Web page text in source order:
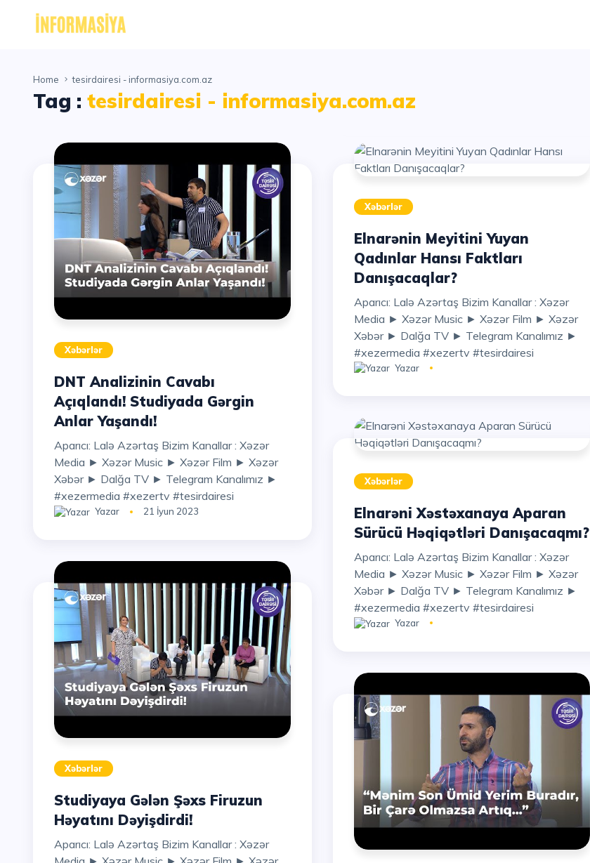
Home tesirdairesi - informasiya.com.az
Tag : tesirdairesi - informasiya.com.az
Xəbərlər
DNT Analizinin Cavabı
Açıqlandı! Studiyada Gərgin
Anlar Yaşandı!
Aparıcı: Lalə Azərtaş Bizim Kanallar : Xəzər
Media ► Xəzər Music ► Xəzər Film ► Xəzər
Xəbər ► Dalğa TV ► Telegram Kanalımız ►
#xezermedia #xezertv #tesirdairesi
Yazar 21 İyun 2023
Xəbərlər
Studiyaya Gələn Şəxs Firuzun
Həyatını Dəyişdirdi!
Aparıcı: Lalə Azərtaş Bizim Kanallar : Xəzər
Xəbərlər
Elnarənin Meyitini Yuyan
Qadınlar Hansı Faktları
Danışacaqlar?
Aparıcı: Lalə Azərtaş Bizim Kanallar : Xəzər
Media ► Xəzər Music ► Xəzər Film ► Xəzər
Xəbər ► Dalğa TV ► Telegram Kanalımız ►
#xezermedia #xezertv #tesirdairesi
Yazar
Xəbərlər
Elnarəni Xəstəxanaya Aparan
Sürücü Həqiqətləri Danışacaqmı?
Aparıcı: Lalə Azərtaş Bizim Kanallar : Xəzər
Media ► Xəzər Music ► Xəzər Film ► Xəzər
Xəbər ► Dalğa TV ► Telegram Kanalımız ►
#xezermedia #xezertv #tesirdairesi
Yazar